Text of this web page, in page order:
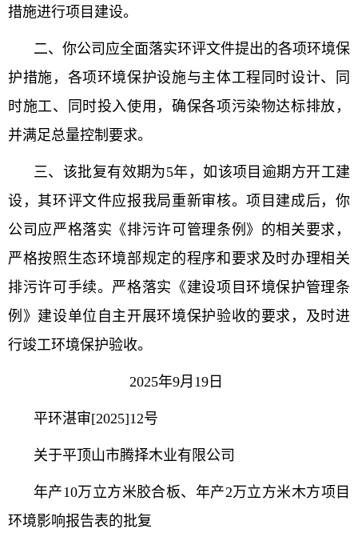
措施进行项目建设。
二、你公司应全面落实环评文件提出的各项环境保
护措施，各项环境保护设施与主体工程同时设计、同
时施工、同时投入使用，确保各项污染物达标排放，
并满足总量控制要求。
三、该批复有效期为5年，如该项目逾期方开工建
设，其环评文件应报我局重新审核。项目建成后，你
公司应严格落实《排污许可管理条例》的相关要求，
严格按照生态环境部规定的程序和要求及时办理相关
排污许可手续。严格落实《建设项目环境保护管理条
例》建设单位自主开展环境保护验收的要求，及时进
行竣工环境保护验收。
2025年9月 19日
平环湛审[2025]12号
关于平顶山市腾择木业有限公司
年产10万立方米胶合板、年产2万立方米木方项目
环境影响报告表的批复